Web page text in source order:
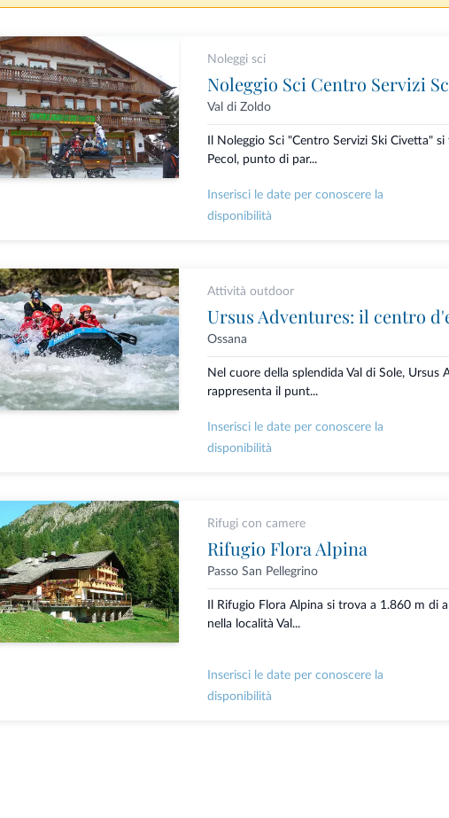
Noleggi sci
Noleggio Sci Centro Servizi
Val di Zoldo
Il Noleggio Sci "Centro Servizi Ski Civetta" si
Pecol, punto di par...
Inserisci le date per conoscere la
disponibilità
Attività outdoor
Ossana
Nel cuore della splendida Val di Sole, Ursus
rappresenta il punt...
Inserisci le date per conoscere la
disponibilità
Rifugi con camere
Rifugio Flora Alpina
Passo San Pellegrino
Il Rifugio Flora Alpina si trova a 1.860 m di
nella località Val...
Inserisci le date per conoscere la
disponibilità